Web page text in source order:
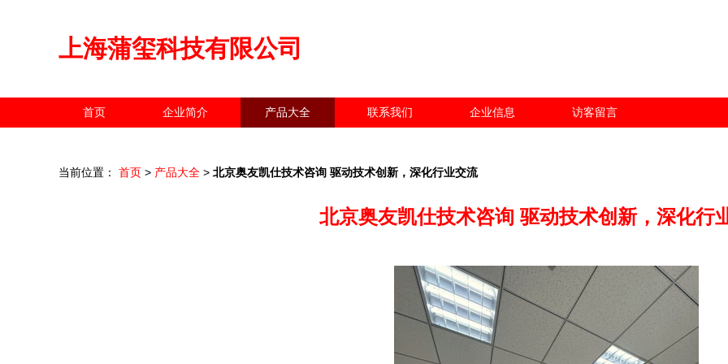
上海蒲玺科技有限公司
首页 企业简介 产品大全 联系我们 企业信息 访客留言
当前位置： 首页 > 产品大全 > 北京奥友凯仕技术咨询 驱动技术创新，深化行业交流
北京奥友凯仕技术咨询 驱动技术创新，深化行